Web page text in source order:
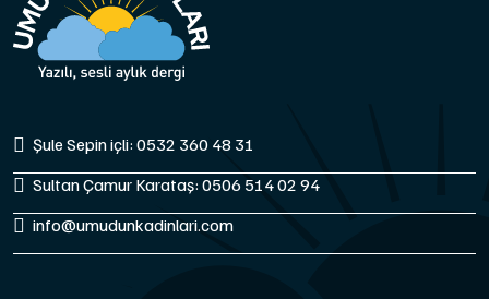
Şule Sepin içli: 0532 360 48 31
Sultan Çamur Karataş: 0506 514 02 94
info@umudunkadinlari.com